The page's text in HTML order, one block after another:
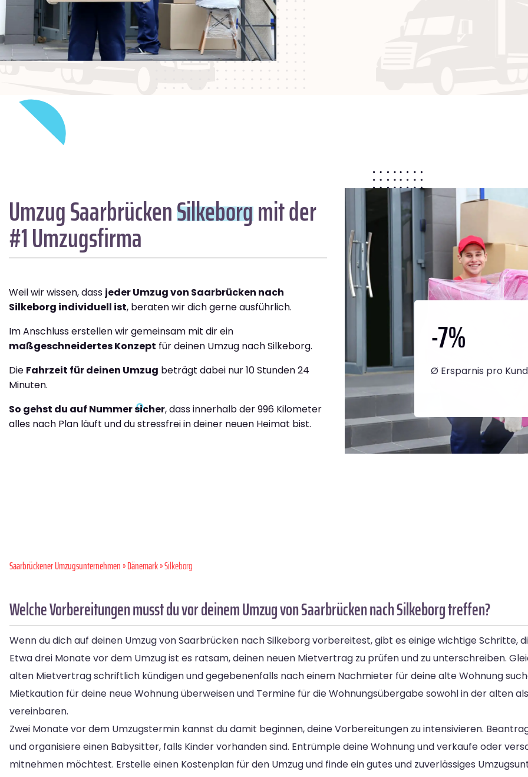
Umzug SaarbrückenSilkeborgmit der
#1 Umzugsfirma
Weil wir wissen, dass jeder Umzug von Saarbrücken nach
Silkeborg individuell ist, beraten wir dich gerne ausführlich.
Im Anschluss erstellen wir gemeinsam mit dir ein
maßgeschneidertes Konzept für deinen Umzug nach Silkeborg.
Die Fahrzeit für deinen Umzug beträgt dabei nur 10 Stunden 24
Minuten.
So gehst du auf Nummer sicher, dass innerhalb der 996 Kilometer
alles nach Plan läuft und du stressfrei in deiner neuen Heimat bist.
-7%
Ø Ersparnis pro
Saarbrückener Umzugsunternehmen»Dänemark» Silkeborg
Welche Vorbereitungen musst du vor deinem Umzug von Saarbrücken nach Silkeborg treffen?
Wenn du dich auf deinen Umzug von Saarbrücken nach Silkeborg vorbereitest, gibt es einige wichtige Schritte,
Etwa drei Monate vor dem Umzug ist es ratsam, deinen neuen Mietvertrag zu prüfen und zu unterschreiben.
alten Mietvertrag schriftlich kündigen und gegebenenfalls nach einem Nachmieter für deine alte Wohnung
Mietkaution für deine neue Wohnung überweisen und Termine für die Wohnungsübergabe sowohl in der alten
vereinbaren.
Zwei Monate vor dem Umzugstermin kannst du damit beginnen, deine Vorbereitungen zu intensivieren.
und organisiere einen Babysitter, falls Kinder vorhanden sind. Entrümple deine Wohnung und verkaufe oder
mitnehmen möchtest. Erstelle einen Kostenplan für den Umzug und finde ein gutes und zuverlässiges